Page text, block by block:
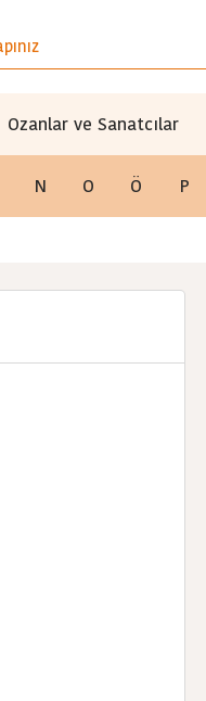
Ozanlar ve Sanatcılar
N O Ö P